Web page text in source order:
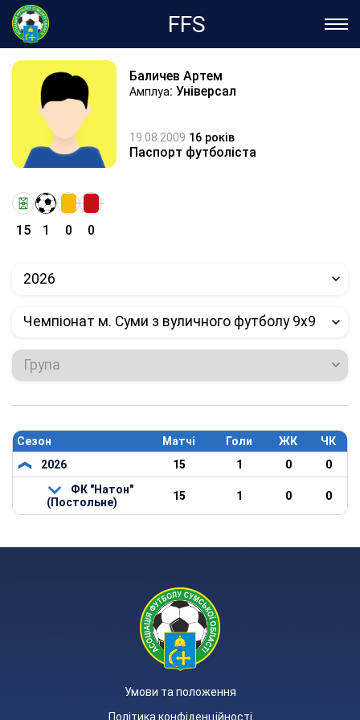
FFS
Баличев Артем
Амплуа: Універсал
19.08.2009 16 років
Паспорт футболіста
15 1 0 0
2026
Чемпіонат м. Суми з вуличного футболу 9х9
Група
Сезон Матчі Голи ЖК
ЧК
2026
15 1 0
0
ФК "Натон"
(Постольне)
15 1 0 0
Умови та положення
Політика конфіденційності